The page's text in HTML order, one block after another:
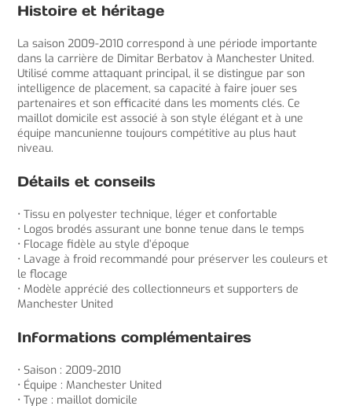
Histoire et héritage
La saison 2009-2010 correspond à une période importante
dans la carrière de Dimitar Berbatov à Manchester United.
Utilisé comme attaquant principal, il se distingue par son
intelligence de placement, sa capacité à faire jouer ses
partenaires et son efficacité dans les moments clés. Ce
maillot domicile est associé à son style élégant et à une
équipe mancunienne toujours compétitive au plus haut
niveau.
Détails et conseils
• Tissu en polyester technique, léger et confortable
• Logos brodés assurant une bonne tenue dans le temps
• Flocage fidèle au style d’époque
• Lavage à froid recommandé pour préserver les couleurs et
le flocage
• Modèle apprécié des collectionneurs et supporters de
Manchester United
Informations complémentaires
• Saison : 2009-2010
• Équipe : Manchester United
• Type : maillot domicile